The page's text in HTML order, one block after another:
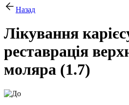
Назад
Лікування
реставрація
моляра (1.7)